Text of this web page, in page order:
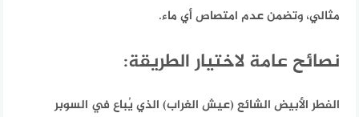
مثالي، وتضمن عدم امتصاص أي ماء.
نصائح عامة لاختيار الطريقة:
الفطر الأبيض الشائع (عيش الغراب) الذي يُباع في السوبر